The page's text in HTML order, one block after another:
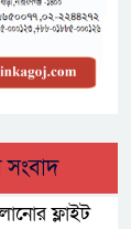
সংবাদ
ফ্লাইট